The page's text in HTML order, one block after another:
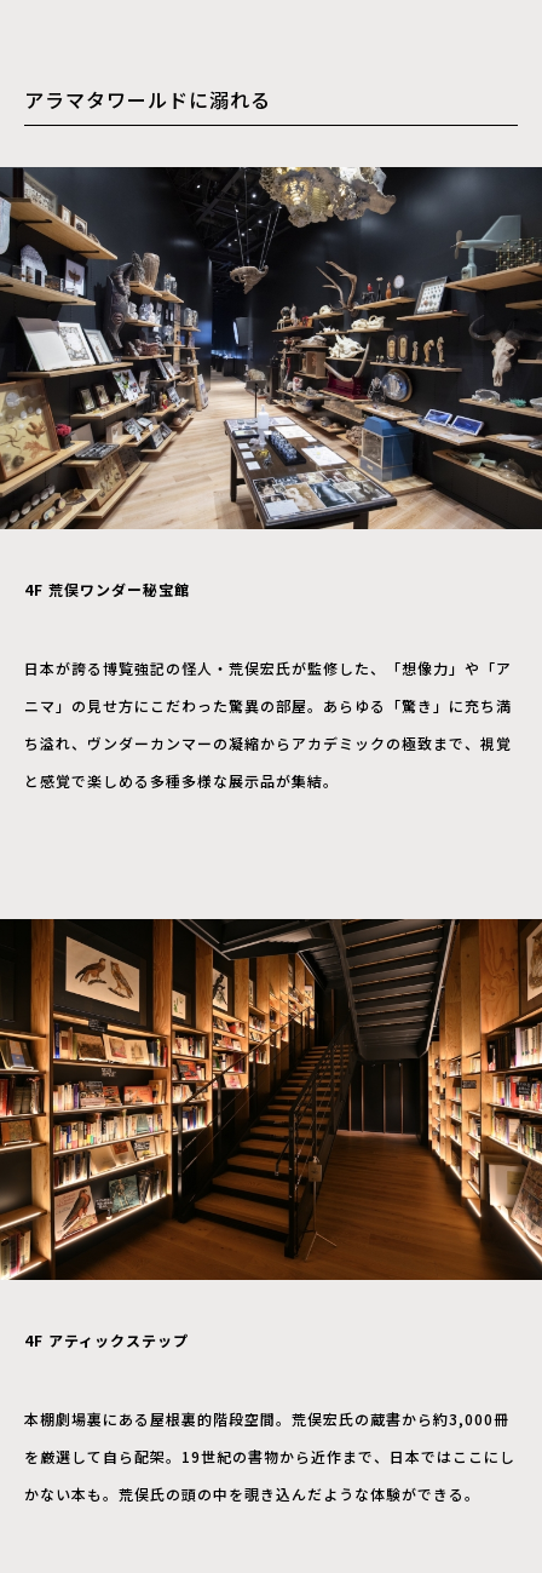
アラマタワールドに溺れる
4F 荒俣ワンダー秘宝館
日本が誇る博覧強記の怪人・荒俣宏氏が監修した、「想像力」や「ア
ニマ」の見せ方にこだわった驚異の部屋。あらゆる「驚き」に充ち満
ち溢れ、ヴンダーカンマーの凝縮からアカデミックの極致まで、視覚
と感覚で楽しめる多種多様な展示品が集結。
4F アティックステップ
本棚劇場裏にある屋根裏的階段空間。荒俣宏氏の蔵書から約3,000冊
を厳選して自ら配架。19世紀の書物から近作まで、日本ではここにし
かない本も。荒俣氏の頭の中を覗き込んだような体験ができる。